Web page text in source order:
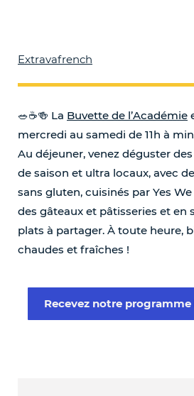
Extravafrench
🥗☕️🍻 La Buvette de l’Académie
mercredi au samedi de 11h à
Au déjeuner, venez déguster
de saison et ultra locaux, avec
sans gluten, cuisinés par Yes
des gâteaux et pâtisseries et en
plats à partager. À toute heure,
chaudes et fraîches !
Recevez notre